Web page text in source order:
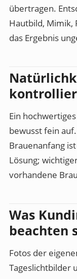
übertragen.
Hautbild, Mimik,
das Ergebnis
Ein
bewusst fein
Brauenanfang
Lösung;
vorhandene
Was
beachten
Fotos der
Tageslichtbilder